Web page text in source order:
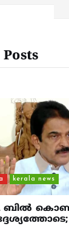
kerala news
ബിൽ